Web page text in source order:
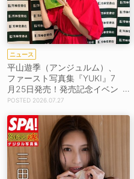
ニュース
平山遊季（アンジュルム）、
ファースト写真集『YUKI』7
月25日発売！発売記念イベン
トも開催！【コメントあり】
2026.07.27